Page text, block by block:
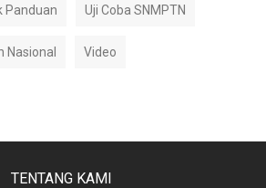
Panduan Uji Coba SNMPTN
Nasional Video
TENTANG KAMI